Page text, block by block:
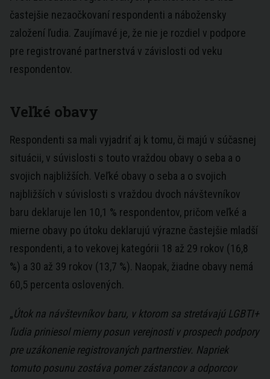
častejšie nezaočkovaní respondenti a nábožensky
založení ľudia. Zaujímavé je, že nie je rozdiel v podpore
pre registrované partnerstvá v závislosti od veku
respondentov.
Veľké obavy
Respondenti sa mali vyjadriť aj k tomu, či majú v súčasnej
situácii, v súvislosti s touto vraždou obavy o seba a o
svojich najbližších. Veľké obavy o seba a o svojich
najbližších v súvislosti s vraždou dvoch návštevníkov
baru deklaruje len 10,1 % respondentov, pričom veľké a
mierne obavy po útoku deklarujú výrazne častejšie mladší
respondenti, a to vekovej kategórii 18 až 29 rokov (16,8
%) a 30 až 39 rokov (13,7 %). Naopak, žiadne obavy nemá
60,5 percenta oslovených.
„Útok na návštevníkov baru, v ktorom sa stretávajú LGBTI+
ľudia priniesol mierny posun verejnosti v prospech podpory
pre uzákonenie registrovaných partnerstiev. Napriek
tomuto posunu zostáva pomer zástancov a odporcov